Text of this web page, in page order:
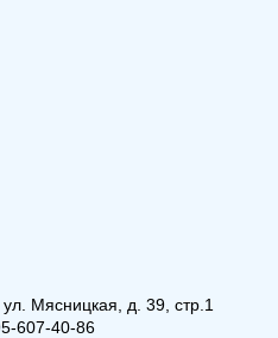
Мясницкая, д. 39, стр.1
607-40-86